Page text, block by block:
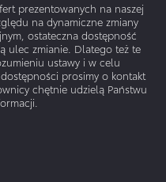
prezentowanych na naszej
na dynamiczne zmiany
ostateczna dostępność
ulec zmianie. Dlatego też te
ustawy i w celu
prosimy o kontakt
chętnie udzielą Państwu